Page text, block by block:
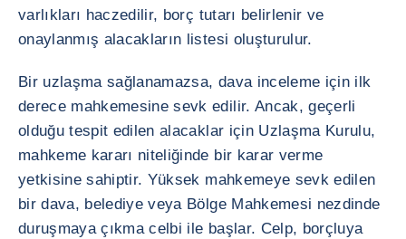
varlıkları haczedilir, borç tutarı belirlenir ve
onaylanmış alacakların listesi oluşturulur.
Bir uzlaşma sağlanamazsa, dava inceleme için ilk
derece mahkemesine sevk edilir. Ancak, geçerli
olduğu tespit edilen alacaklar için Uzlaşma Kurulu,
mahkeme kararı niteliğinde bir karar verme
yetkisine sahiptir. Yüksek mahkemeye sevk edilen
bir dava, belediye veya Bölge Mahkemesi nezdinde
duruşmaya çıkma celbi ile başlar. Celp, borçluya